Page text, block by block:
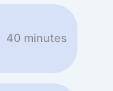
40 minutes